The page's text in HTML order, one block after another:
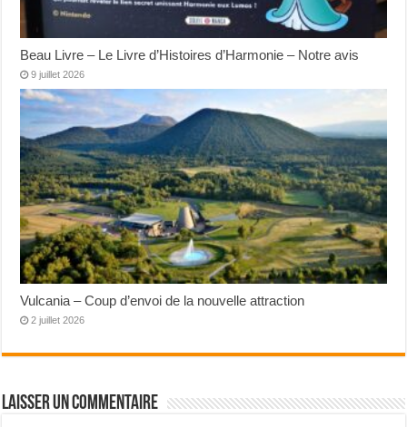
Beau Livre – Le Livre d’Histoires d’Harmonie – Notre avis
9 juillet 2026
Vulcania – Coup d’envoi de la nouvelle attraction
2 juillet 2026
Laisser un commentaire